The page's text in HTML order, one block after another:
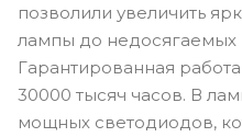
позволили увеличить
лампы до недосягаемых
Гарантированная
30000 тысяч часов. В
мощных светодиодов,